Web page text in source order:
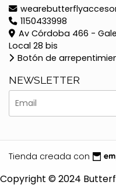
1150433998
Av Córdoba 466 -
Local 28 bis
Botón de
NEWSLETTER
Tienda creada con
Copyright © 2024